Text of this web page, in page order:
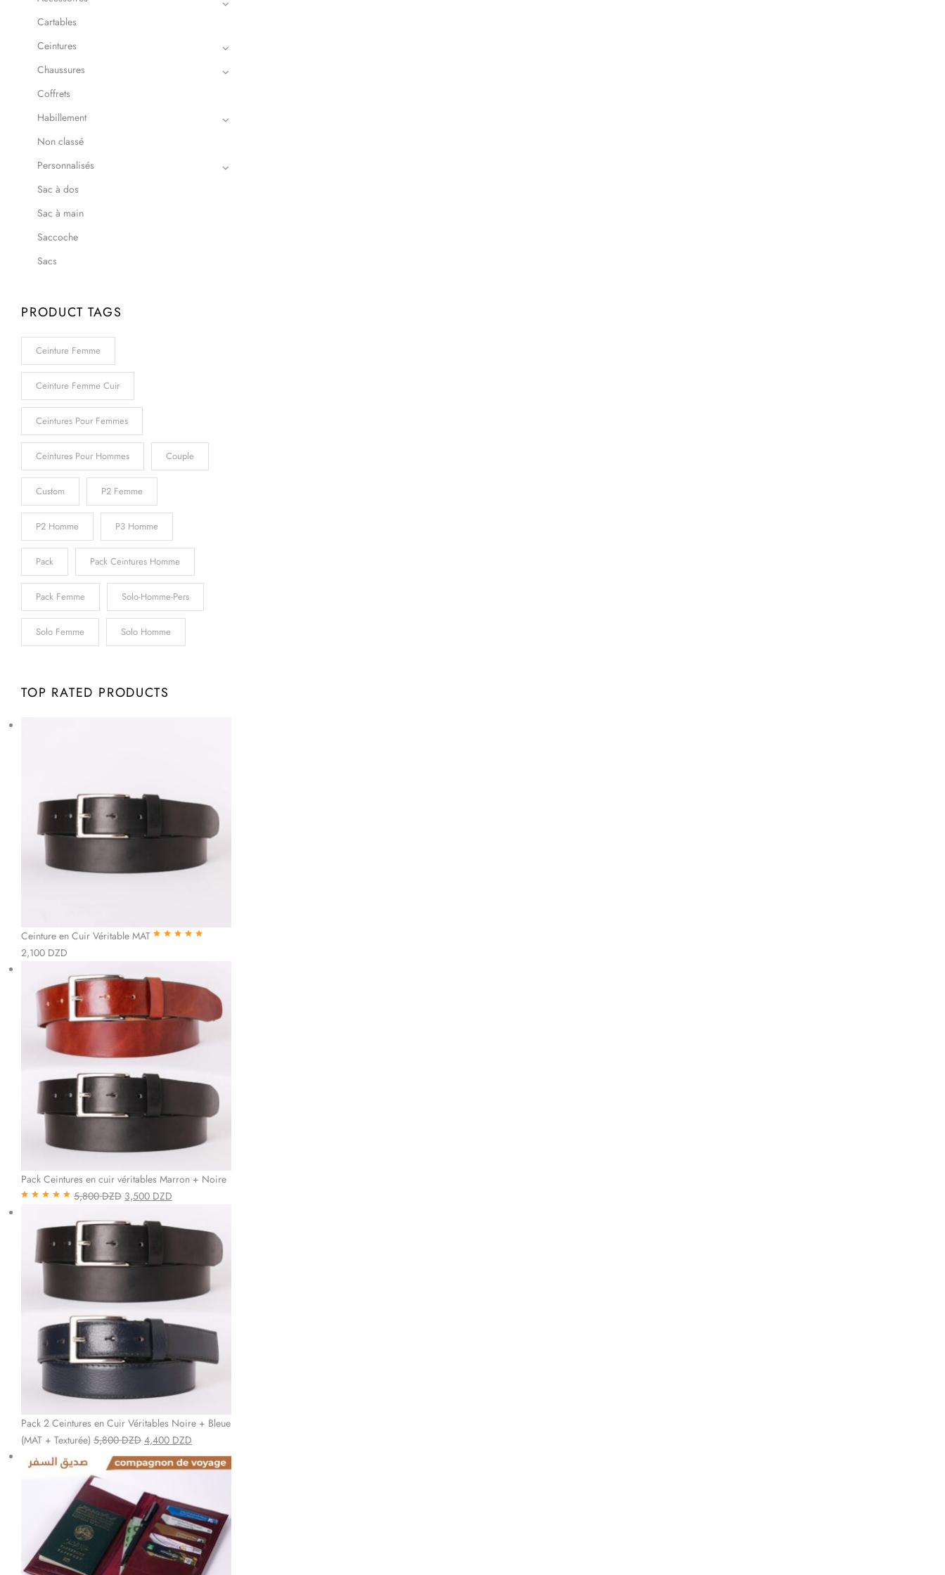
Cartables
Ceintures
Chaussures
Coffrets
Habillement
Non classé
Personnalisés
Sac à dos
Sac à main
Saccoche
Sacs
PRODUCT TAGS
Ceinture Femme
Ceinture Femme Cuir
Ceintures Pour Femmes
Ceintures Pour Hommes Couple
Custom P2 Femme
P2 Homme P3 Homme
Pack Pack Ceintures Homme
Pack Femme Solo-Homme-Pers
Solo Femme Solo Homme
TOP RATED PRODUCTS
Ceinture en Cuir Véritable MAT
2,100 DZD
Pack Ceintures en cuir véritables Marron + Noire
5,800DZD 3,500 DZD
Pack 2 Ceintures en Cuir Véritables Noire + Bleue
(MAT + Texturée) 5,800DZD 4,400 DZD